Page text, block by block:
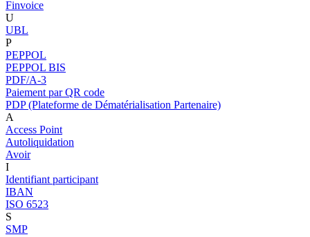
Finvoice
U
UBL
P
PEPPOL
PEPPOL BIS
PDF/A-3
Paiement par QR code
PDP (Plateforme de Dématérialisation Partenaire)
A
Access Point
Autoliquidation
Avoir
I
Identifiant participant
IBAN
ISO 6523
S
SMP